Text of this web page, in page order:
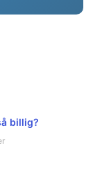
billig?